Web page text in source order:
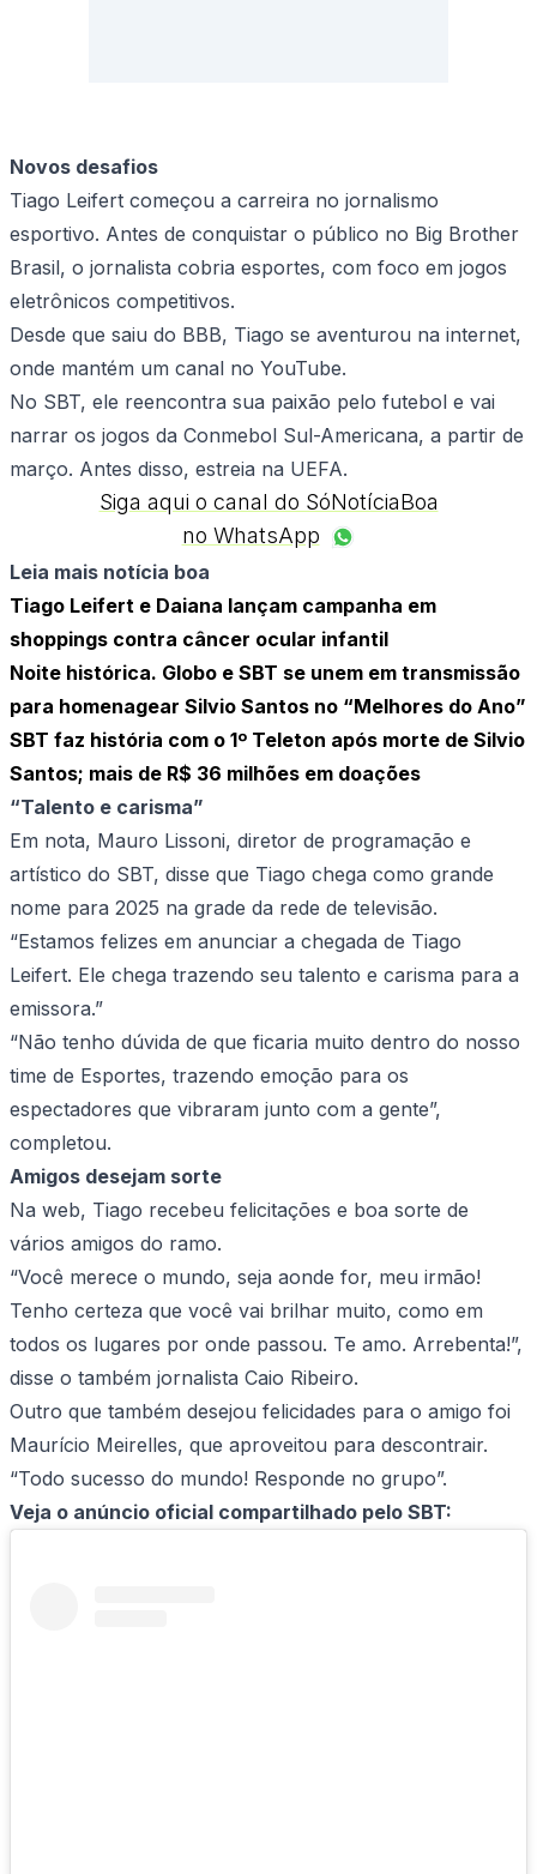
Novos desafios
Tiago Leifert começou a carreira no jornalismo
esportivo. Antes de conquistar o público no Big Brother
Brasil, o jornalista cobria esportes, com foco em jogos
eletrônicos competitivos.
Desde que saiu do BBB, Tiago se aventurou na internet,
onde mantém um canal no YouTube.
No SBT, ele reencontra sua paixão pelo futebol e vai
narrar os jogos da Conmebol Sul-Americana, a partir de
março. Antes disso, estreia na UEFA.
Siga aqui o canal do SóNotíciaBoa
no WhatsApp
Leia mais notícia boa
Tiago Leifert e Daiana lançam campanha em
shoppings contra câncer ocular infantil
Noite histórica. Globo e SBT se unem em transmissão
para homenagear Silvio Santos no “Melhores do Ano”
SBT faz história com o 1º Teleton após morte de Silvio
Santos; mais de R$ 36 milhões em doações
“Talento e carisma”
Em nota, Mauro Lissoni, diretor de programação e
artístico do SBT, disse que Tiago chega como grande
nome para 2025 na grade da rede de televisão.
“Estamos felizes em anunciar a chegada de Tiago
Leifert. Ele chega trazendo seu talento e carisma para a
emissora.”
“Não tenho dúvida de que ficaria muito dentro do nosso
time de Esportes, trazendo emoção para os
espectadores que vibraram junto com a gente”,
completou.
Amigos desejam sorte
Na web, Tiago recebeu felicitações e boa sorte de
vários amigos do ramo.
“Você merece o mundo, seja aonde for, meu irmão!
Tenho certeza que você vai brilhar muito, como em
todos os lugares por onde passou. Te amo. Arrebenta!”,
disse o também jornalista Caio Ribeiro.
Outro que também desejou felicidades para o amigo foi
Maurício Meirelles, que aproveitou para descontrair.
“Todo sucesso do mundo! Responde no grupo”.
Veja o anúncio oficial compartilhado pelo SBT: